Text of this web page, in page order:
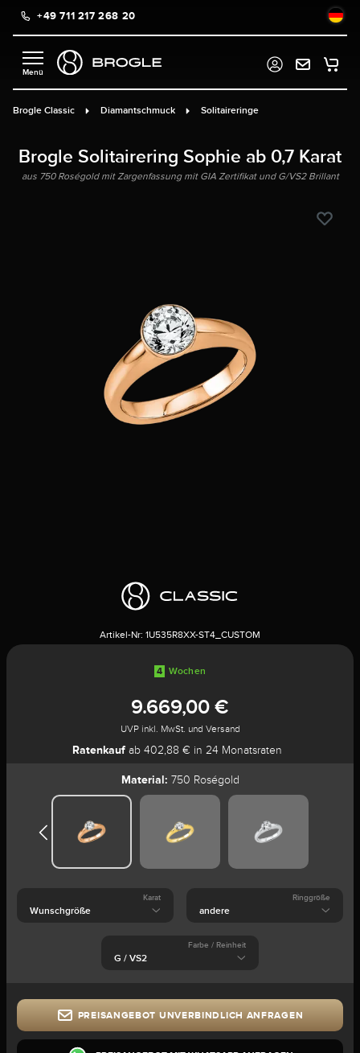
springen
+49 711 217 268 20
Brogle Classic Diamantschmuck Solitaireringe
Brogle Solitairering Sophie ab 0,7 Karat
aus 750 Roségold mit Zargenfassung mit GIA Zertifikat und G/VS2 Brillant
Artikel-Nr: 1U535R8XX-ST4_CUSTOM
4 Wochen
9.669,00 €
UVP inkl. MwSt. und Versand
Ratenkaufab 402,88 € in 24 Monatsraten
Material: 750 Roségold
Karat Ringgröße
Farbe / Reinheit
PREISANGEBOT UNVERBINDLICH ANFRAGEN